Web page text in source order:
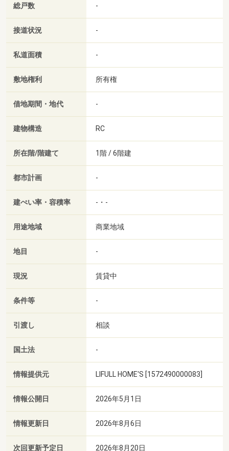
総戸数 -
接道状況 -
私道面積 -
敷地権利 所有権
借地期間・地代 -
建物構造 RC
所在階/階建て 1階 / 6階建
都市計画 -
建ぺい率・容積率 -・-
用途地域 商業地域
地目 -
現況 賃貸中
条件等 -
引渡し 相談
国土法 -
情報提供元 LIFULL HOME'S [1572490000083]
情報公開日 2026年5月1日
情報更新日 2026年8月6日
次回更新予定日 2026年8月20日